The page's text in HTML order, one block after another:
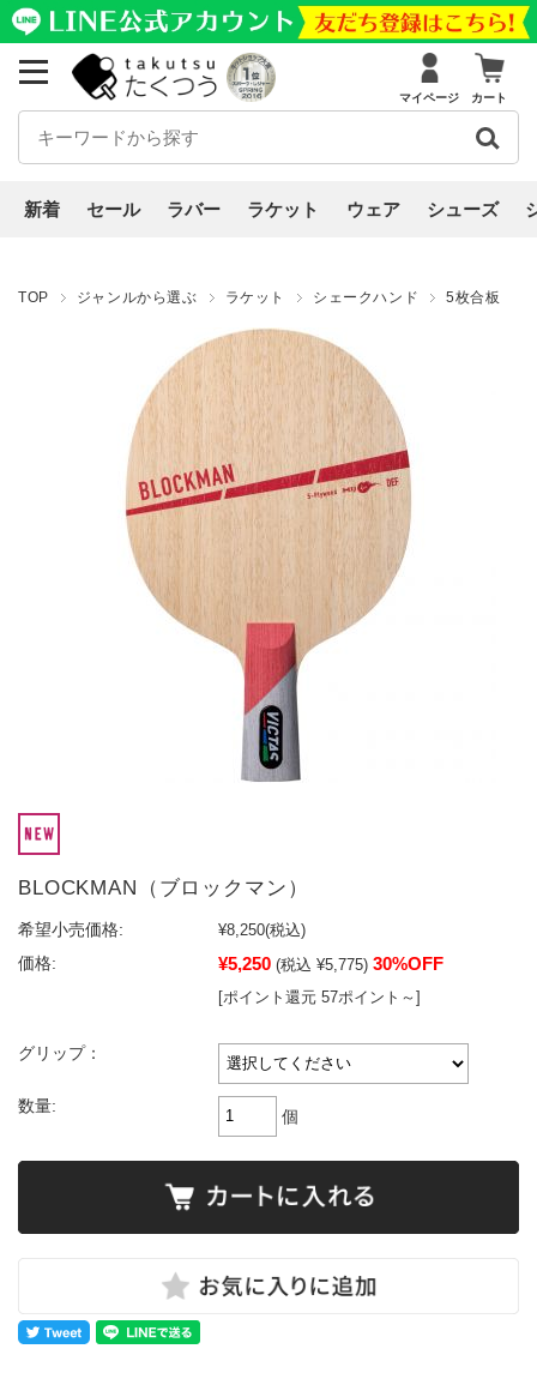
マイページ カート
新着 セール ラバー ラケット ウェア シューズ
TOP ジャンルから選ぶ ラケット シェークハンド 5枚合板
BLOCKMAN（ブロックマン）
希望小売価格: ¥8,250(税込)
価格:
¥5,250 (税込 ¥5,775) 30%OFF
[ポイント還元 57ポイント～]
グリップ：
数量:
個